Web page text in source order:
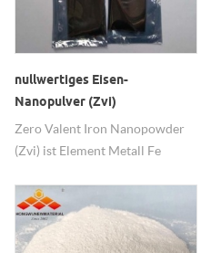
nullwertiges Eisen-
Nanopulver (Zvi)
Zero Valent Iron Nanopowder
(Zvi) ist Element Metall Fe
40nm, 70nm, 100nm im
Angebot